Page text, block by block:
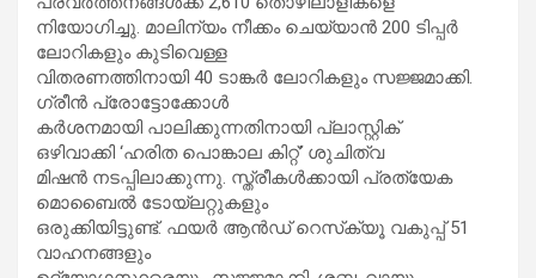
നിയോഗിച്ചു. മാലിന്യം നീക്കം ചെയ്യാൻ 200 ടിപ്പർ
ലോറികളും കുടിവെള്ള
വിതരണത്തിനായി 40 ടാങ്കർ ലോറികളും സജ്ജമാക്കി.
ഗ്രീൻ പ്രോട്ടോക്കോൾ
കർശനമായി പാലിക്കുന്നതിനായി പ്ലാസ്റ്റിക്
ഒഴിവാക്കി ‘ഹരിത പൊങ്കാല കിറ്റ്’ ശുചിത്വ
മിഷൻ നടപ്പിലാക്കുന്നു. സ്ത്രീകൾക്കായി പ്രത്യേക
മൊബൈൽ ടോയ്‌ലറ്റുകളും
ഒരുക്കിയിട്ടുണ്ട്. ഫയർ ആൻഡ് റെസ്‌ക്യൂ വകുപ്പ് 51
വാഹനങ്ങളും